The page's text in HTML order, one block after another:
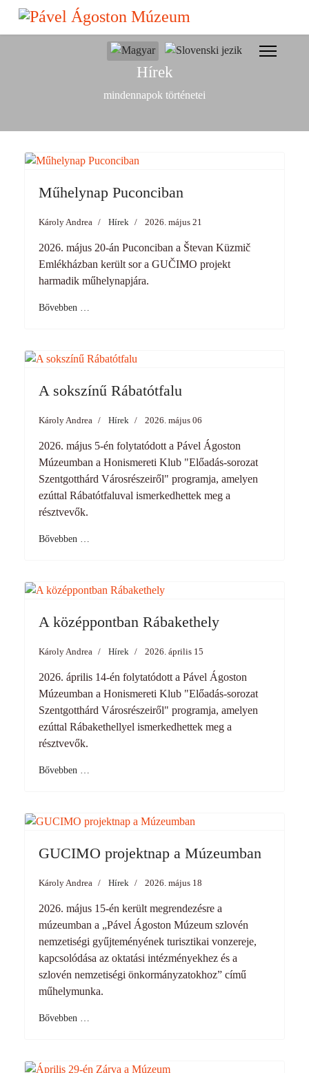
Válasszon nyelvet
Hírek
mindennapok történetei
Műhelynap Puconciban
Károly Andrea Hírek 2026. május 21
2026. május 20-án Puconciban a Števan Küzmič
Emlékházban került sor a GUČIMO projekt
harmadik műhelynapjára.
Bővebben …
A sokszínű Rábatótfalu
Károly Andrea Hírek 2026. május 06
2026. május 5-én folytatódott a Pável Ágoston
Múzeumban a Honismereti Klub "Előadás-sorozat
Szentgotthárd Városrészeiről" programja, amelyen
ezúttal Rábatótfaluval ismerkedhettek meg a
résztvevők.
Bővebben …
A középpontban Rábakethely
Károly Andrea Hírek 2026. április 15
2026. április 14-én folytatódott a Pável Ágoston
Múzeumban a Honismereti Klub "Előadás-sorozat
Szentgotthárd Városrészeiről" programja, amelyen
ezúttal Rábakethellyel ismerkedhettek meg a
résztvevők.
Bővebben …
GUCIMO projektnap a Múzeumban
Károly Andrea Hírek 2026. május 18
2026. május 15-én került megrendezésre a
múzeumban a „Pável Ágoston Múzeum szlovén
nemzetiségi gyűjteményének turisztikai vonzereje,
kapcsolódása az oktatási intézményekhez és a
szlovén nemzetiségi önkormányzatokhoz” című
műhelymunka.
Bővebben …
hónap
évhónap